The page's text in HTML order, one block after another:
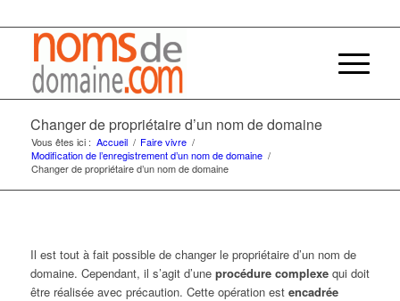
Changer de propriétaire d’un nom de domaine
Vous êtes ici : Accueil / Faire vivre /
Modification de l’enregistrement d’un nom de domaine /
Changer de propriétaire d’un nom de domaine
Il est tout à fait possible de changer le propriétaire d’un nom de
domaine. Cependant, il s’agit d’une procédure complexequi doit
être réalisée avec précaution. Cette opération est encadrée